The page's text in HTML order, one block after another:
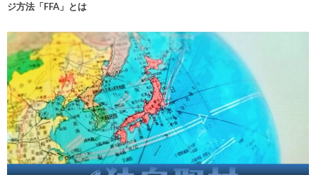
ジ方法「FFA」とは